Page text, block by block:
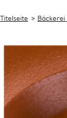
Titelseite Bäckerei